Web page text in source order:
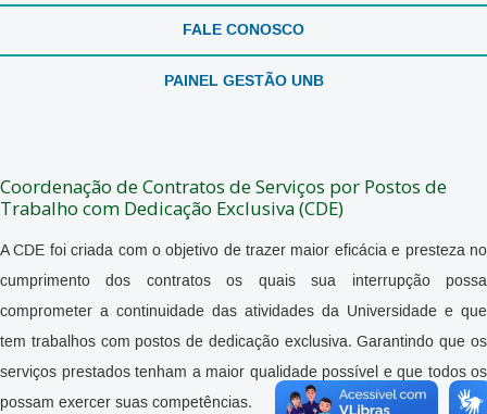
FALE CONOSCO
PAINEL GESTÃO UNB
Coordenação de Contratos de Serviços por Postos de
Trabalho com Dedicação Exclusiva (CDE)
A CDE foi criada com o objetivo de trazer maior eficácia e presteza no
cumprimento dos contratos os quais sua interrupção possa
comprometer a continuidade das atividades da Universidade e que
tem trabalhos com postos de dedicação exclusiva. Garantindo que os
serviços prestados tenham a maior qualidade possível e que todos os
possam exercer suas competências.